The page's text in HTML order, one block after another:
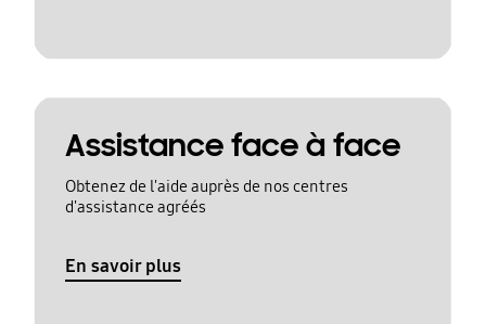
Assistance face à face
Obtenez de l'aide auprès de nos centres
d'assistance agréés
En savoir plus